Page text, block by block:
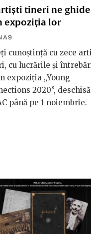
tineri ne
expoziția lor
cunoștință cu zece
cu lucrările și
expoziția „Young
2020”,
până pe 1 noiembrie.